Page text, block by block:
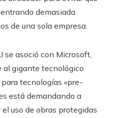
demasiada
de una sola empresa.
se asoció con Microsoft,
gigante tecnológico
tecnologías «pre-
está demandando a
uso de obras protegidas